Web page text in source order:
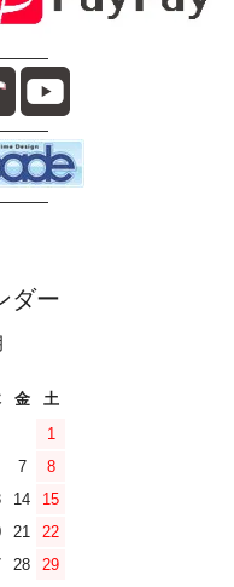
ダー
金
土
1
7
8
14
15
21
22
28
29